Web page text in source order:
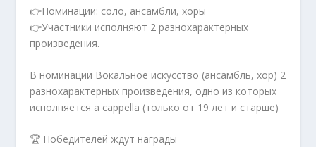
👉Номинации: соло, ансамбли, хоры
👉Участники исполняют 2 разнохарактерных
произведения.
В номинации Вокальное искусство (ансамбль, хор) 2
разнохарактерных произведения, одно из которых
исполняется а cappella (только от 19 лет и старше)
🏆 Победителей ждут награды